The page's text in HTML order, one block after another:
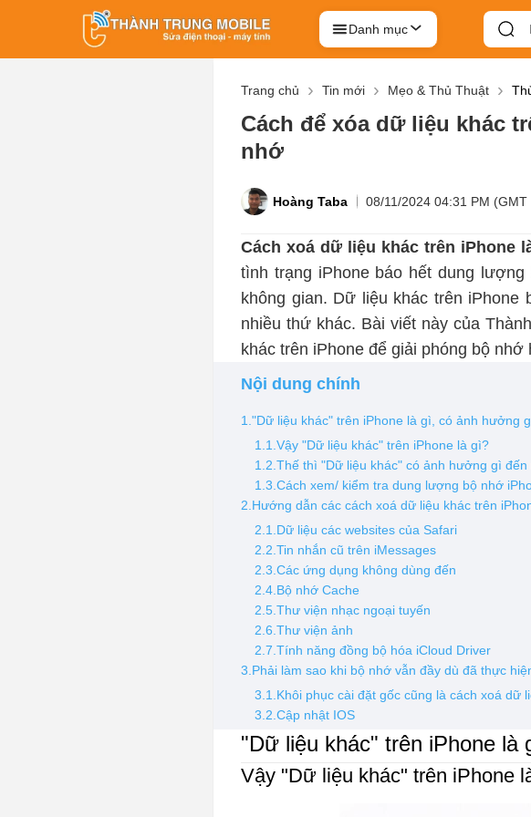
Danh mục
Trang chủ Tin mới Mẹo & Thủ Thuật
Cách để xóa dữ liệu khác
nhớ
Hoàng Taba 08/11/2024 04:31 PM (GMT
Cách xoá dữ liệu khác trên iPhone
tình trạng iPhone báo hết dung
không gian. Dữ liệu khác trên
nhiều thứ khác. Bài viết này của
khác trên iPhone để giải phóng bộ nhớ
Nội dung chính
1."Dữ liệu khác" trên iPhone là gì, có ảnh hưởng
1.1.Vậy "Dữ liệu khác" trên iPhone là gì?
1.2.Thế thì "Dữ liệu khác" có ảnh hưởng gì đến
1.3.Cách xem/ kiểm tra dung lượng bộ nhớ
2.Hướng dẫn các cách xoá dữ liệu khác trên
2.1.Dữ liệu các websites của Safari
2.2.Tin nhắn cũ trên iMessages
2.3.Các ứng dụng không dùng đến
2.4.Bộ nhớ Cache
2.5.Thư viện nhạc ngoại tuyến
2.6.Thư viện ảnh
2.7.Tính năng đồng bộ hóa iCloud Driver
3.Phải làm sao khi bộ nhớ vẫn đầy dù đã thực
3.1.Khôi phục cài đặt gốc cũng là cách xoá dữ
3.2.Cập nhật IOS
"Dữ liệu khác" trên iPhone
Vậy "Dữ liệu khác" trên iPhone